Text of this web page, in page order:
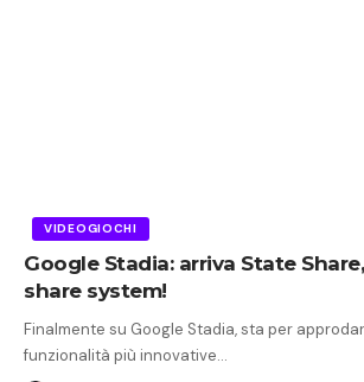
VIDEOGIOCHI
Google Stadia: arriva State
share system!
Finalmente su Google Stadia, sta per
funzionalità più innovative…